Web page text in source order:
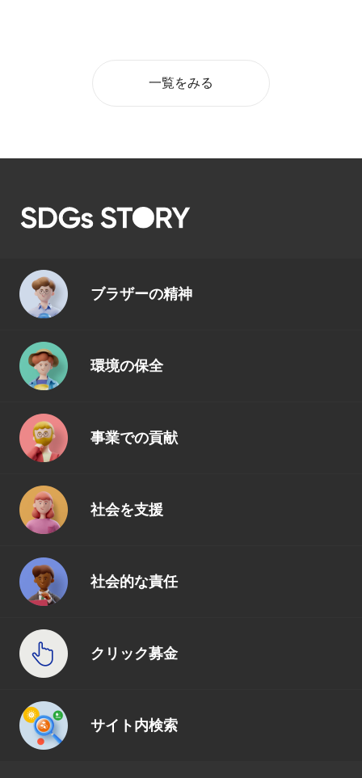
一覧をみる
ブラザーの精神
環境の保全
事業での貢献
社会を支援
社会的な責任
クリック募金
サイト内検索